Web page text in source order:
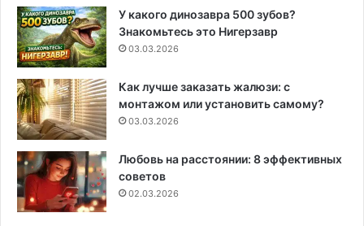
У какого динозавра 500 зубов?
Знакомьтесь это Нигерзавр
03.03.2026
Как лучше заказать жалюзи: с
монтажом или установить самому?
03.03.2026
Любовь на расстоянии: 8 эффективных
советов
02.03.2026